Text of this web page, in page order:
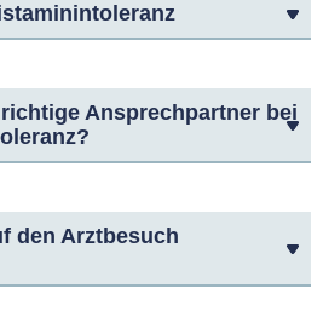
Ansprechpartner bei
den Arztbesuch